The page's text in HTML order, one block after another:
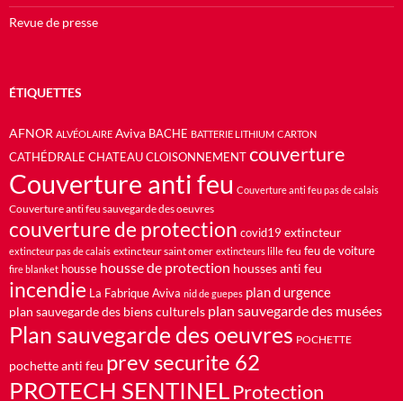
Revue de presse
ÉTIQUETTES
AFNOR ALVÉOLAIRE Aviva BACHE BATTERIE LITHIUM CARTON
CATHÉDRALE CHATEAU CLOISONNEMENT couverture
Couverture anti feu Couverture anti feu pas de calais
Couverture anti feu sauvegarde des oeuvres
couverture de protection covid19 extincteur
extincteur pas de calais extincteur saint omer extincteurs lille feu feu de voiture
fire blanket housse housse de protection housses anti feu
incendie La Fabrique Aviva nid de guepes plan d urgence
plan sauvegarde des biens culturels plan sauvegarde des musées
Plan sauvegarde des oeuvres POCHETTE
pochette anti feu prev securite 62
PROTECH SENTINELProtection